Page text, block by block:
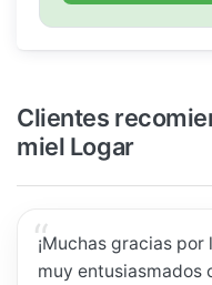
Clientes
miel Logar
¡Muchas gracias
muy entusiasmados